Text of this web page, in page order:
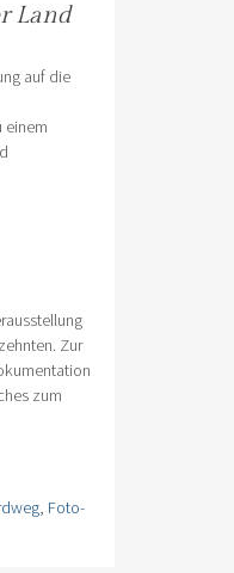
Land
auf die
einem
Zur
zum
, Foto-